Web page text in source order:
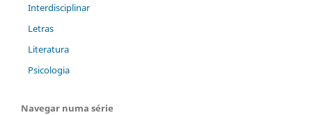
Interdisciplinar
Letras
Literatura
Psicologia
Navegar numa série